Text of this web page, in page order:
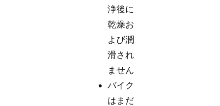
浄後に
乾燥お
よび潤
滑され
ません
バイク
はまだ